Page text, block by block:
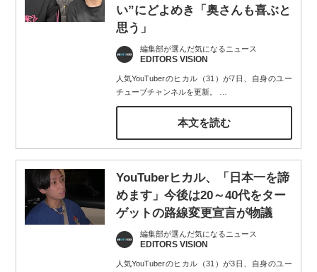
い”にどよめき「奥さんも喜ぶと
思う」
編集部が選んだ気になるニュース
EDITORS VISION
人気YouTuberのヒカル（31）が7日、自身のユー
チューブチャンネルを更新。
本文を読む
YouTuberヒカル、「日本一を諦
めます」今後は20～40代をター
ゲットの路線変更宣言が物議
編集部が選んだ気になるニュース
EDITORS VISION
人気YouTuberのヒカル（31）が3日、自身のユー